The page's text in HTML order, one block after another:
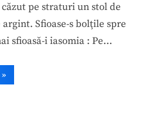
pe straturi un stol de
Sfioase-s bolţile spre
sfioasă-i iasomia : Pe…
“Dimitrie
Anghel,
»